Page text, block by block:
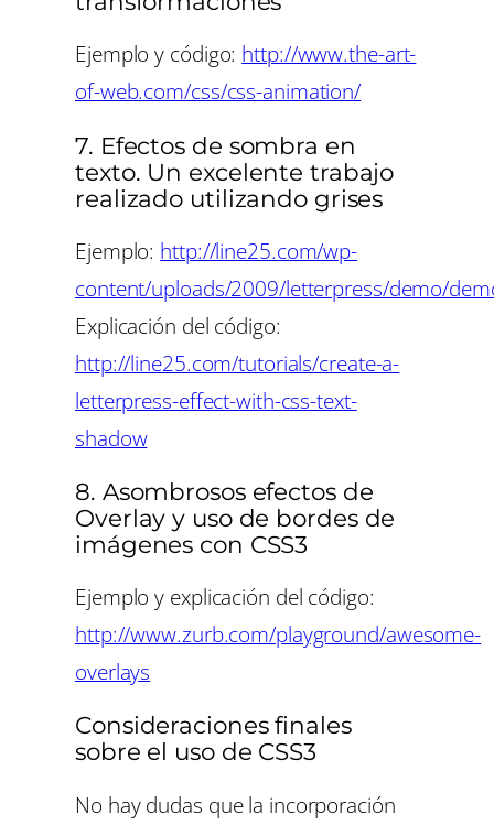
Ejemplo y código: http://www.the-art-
of-web.com/css/css-animation/
7. Efectos de sombra en
texto. Un excelente trabajo
realizado utilizando grises
Ejemplo: http://line25.com/wp-
content/uploads/2009/letterpress/demo/
Explicación del código:
http://line25.com/tutorials/create-a-
letterpress-effect-with-css-text-
shadow
8. Asombrosos efectos de
Overlay y uso de bordes de
imágenes con CSS3
Ejemplo y explicación del código:
http://www.zurb.com/playground/awesome-
overlays
Consideraciones finales
sobre el uso de CSS3
No hay dudas que la incorporación